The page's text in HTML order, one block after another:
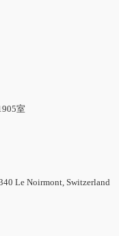
室
Le Noirmont, Switzerland